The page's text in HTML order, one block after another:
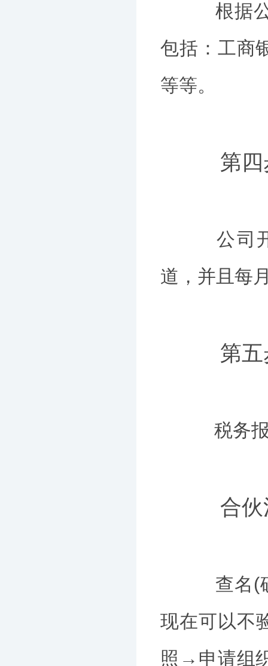
根据公
包括：工商
等等。
第四
公司开
道，并且每
第五
税务报
合伙注
查名(确
现在可以不
照→申请组